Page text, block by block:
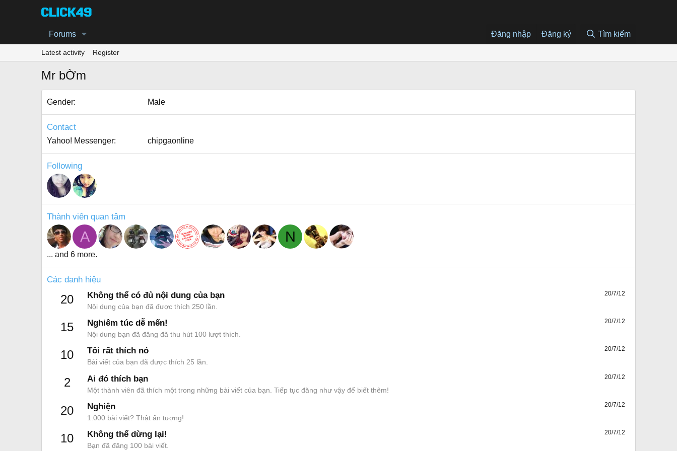
Forums Đăng nhập Đăng ký Tìm kiếm
Latest activity Register
Mr bỜm
Gender Male
Contact
Yahoo! Messenger chipgaonline
Following
Thành viên quan tâm
A N
... and 6 more.
Các danh hiệu
20 20/7/12
Không thể có đủ nội dung của bạn
Nội dung của bạn đã được thích 250 lần.
15 20/7/12
Nghiêm túc dễ mến!
Nội dung bạn đã đăng đã thu hút 100 lượt thích.
10 20/7/12
Tôi rất thích nó
Bài viết của bạn đã được thích 25 lần.
2 20/7/12
Ai đó thích bạn
Một thành viên đã thích một trong những bài viết của bạn. Tiếp tục đăng như vậy để biết thêm!
20 20/7/12
Nghiện
1.000 bài viết? Thật ấn tượng!
10 20/7/12
Không thể dừng lại!
Bạn đã đăng 100 bài viết.